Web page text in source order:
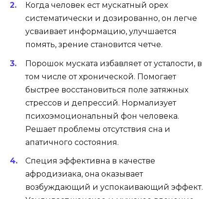
Когда человек ест мускатный орех
систематически и дозированно, он легче
усваивает информацию, улучшается
помять, зрение становится четче.
Порошок муската избавляет от усталости, в
том числе от хронической. Помогает
быстрее восстановиться поле затяжных
стрессов и депрессий. Нормализует
психоэмоциональный фон человека.
Решает проблемы отсутствия сна и
апатичного состояния.
Специя эффективна в качестве
афродизиака, она оказывает
возбуждающий и успокаивающий эффект.